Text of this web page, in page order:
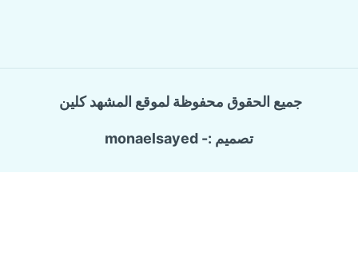
جميع الحقوق محفوظة لموقع المشهد كلين
تصميم :- monaelsayed